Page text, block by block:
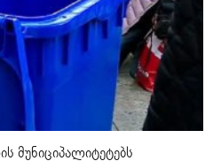
მუნიციპალიტეტებს